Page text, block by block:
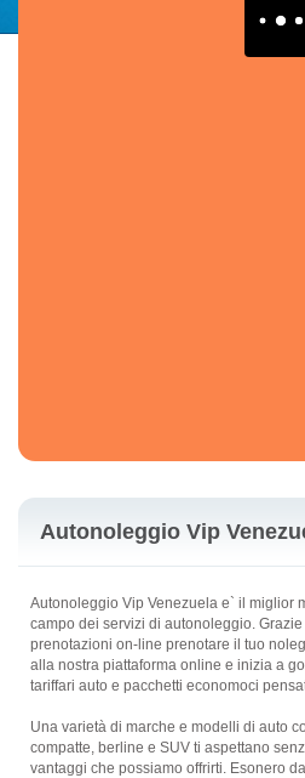
Autonoleggio Vip
Autonoleggio Vip Venezuela e` il miglior
campo dei servizi di autonoleggio.
prenotazioni on-line prenotare il tuo
alla nostra piattaforma online e inizia a
tariffari auto e pacchetti economoci
Una varietà di marche e modelli di auto
compatte, berline e SUV ti aspettano
vantaggi che possiamo offrirti. Esonero